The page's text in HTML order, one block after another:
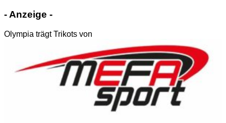
- An­zei­ge -
Olympia trägt Trikots von